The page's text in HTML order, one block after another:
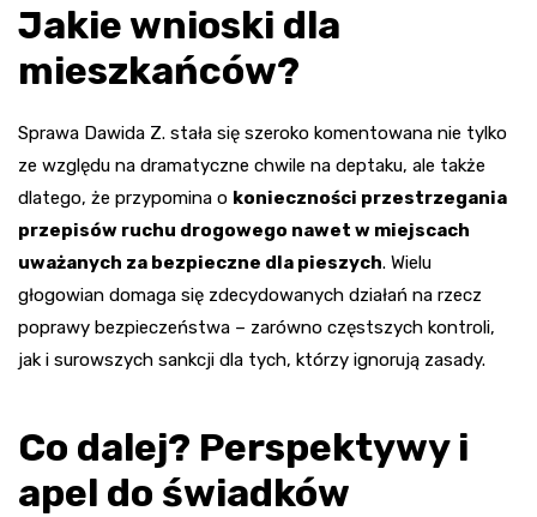
Jakie wnioski dla
mieszkańców?
Sprawa Dawida Z. stała się szeroko komentowana nie tylko
ze względu na dramatyczne chwile na deptaku, ale także
dlatego, że przypomina o konieczności przestrzegania
przepisów ruchu drogowego nawet w miejscach
uważanych za bezpieczne dla pieszych. Wielu
głogowian domaga się zdecydowanych działań na rzecz
poprawy bezpieczeństwa – zarówno częstszych kontroli,
jak i surowszych sankcji dla tych, którzy ignorują zasady.
Co dalej? Perspektywy i
apel do świadków